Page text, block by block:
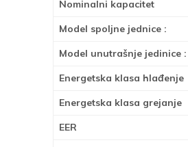
Nominalni kapacitet
Model spoljne jednice :
Model unutrašnje jedinice :
Energetska klasa hlađenje
Energetska klasa grejanje
EER